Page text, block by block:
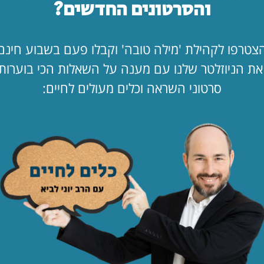
החופש כאן.
מעמד?!
לקריאת המאמר
הילד קיבל
לפי
תפילה
והסרטונים החדשים?
לקהילת 'מילה טובה' וקבלו פעם בשבוע
הניוזלטר שלנו עם מענה על השאלות הכי
סרטוני השראה וכלים מעולים לחיים: